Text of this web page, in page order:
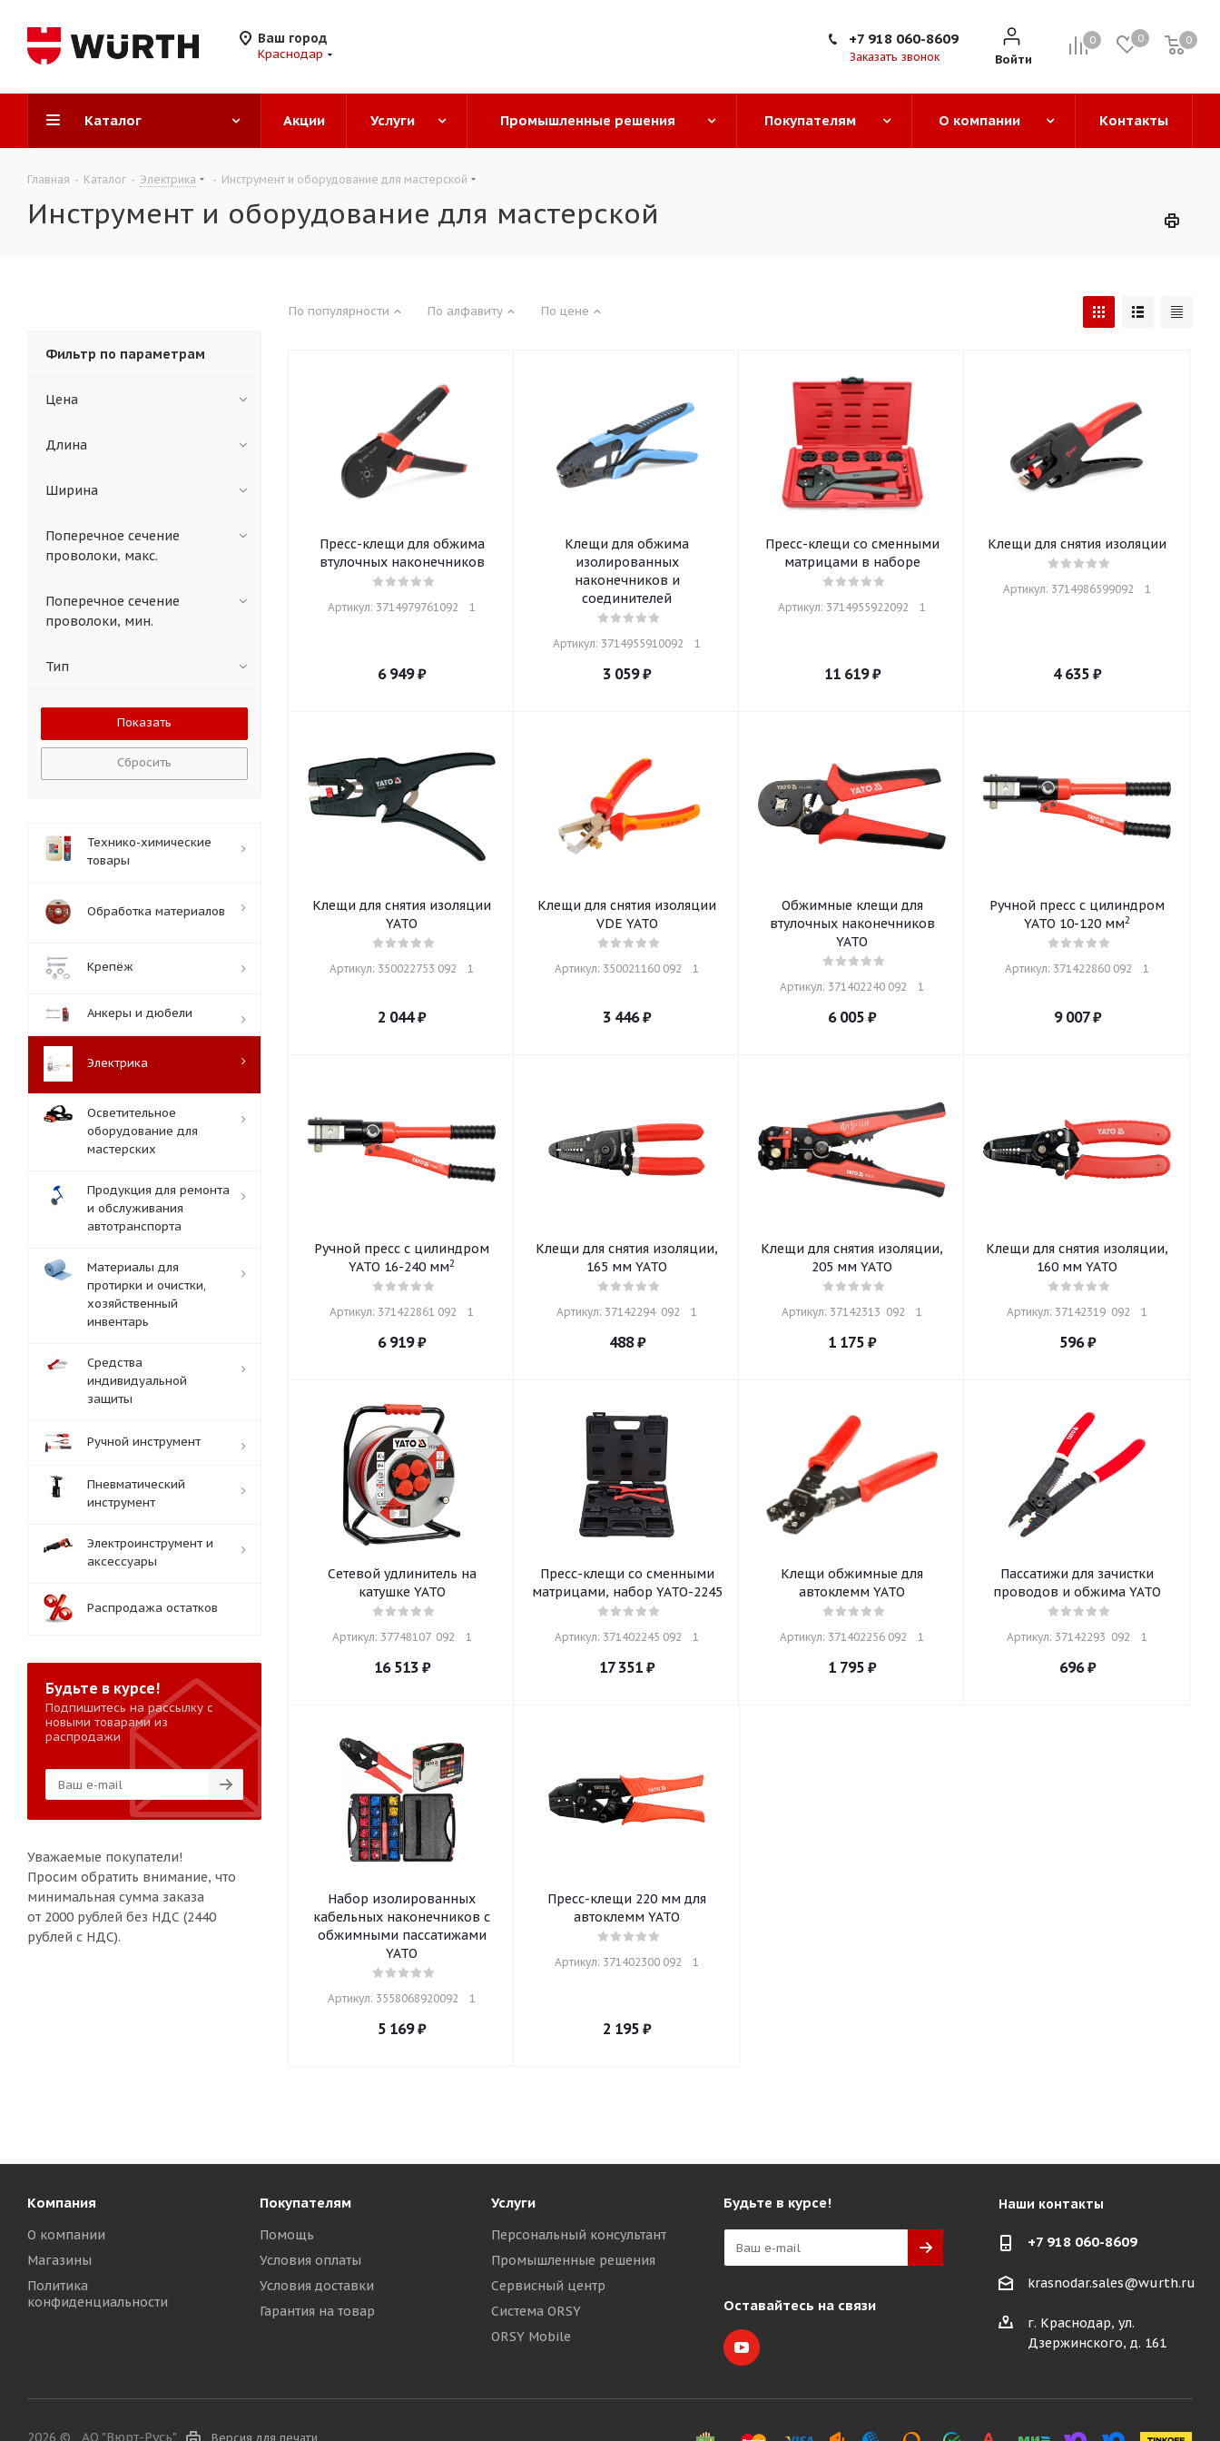
Ваш город
Краснодар
0 0 0
0
Войти
+7 918 060-8609
Заказать звонок
Каталог Акции Услуги Промышленные решения Покупателям О компании Контакты
Главная - Каталог - Электрика - Инструмент и оборудование для мастерской
Инструмент и оборудование для мастерской
По популярности По алфавиту По цене
Пресс-клещи для обжима
втулочных наконечников
Артикул: 3714979761092    1
6 949₽
Клещи для обжима
изолированных
наконечников и
соединителей
Артикул: 3714955910092    1
3 059₽
Пресс-клещи со сменными
матрицами в наборе
Артикул: 3714955922092    1
11 619₽
Клещи для снятия изоляции
Артикул: 3714986599092    1
4 635 ₽
Клещи для снятия изоляции
YATO
Артикул: 350022753 092    1
2 044₽
Клещи для снятия изоляции
VDE YATO
Артикул: 350021160 092    1
3 446₽
Обжимные клещи для
втулочных наконечников
YATO
Артикул: 371402240 092    1
6 005 ₽
Ручной пресс с цилиндром
YATO 10-120 мм2
Артикул: 371422860 092    1
9 007₽
Ручной пресс с цилиндром
YATO 16-240 мм2
Артикул: 371422861 092    1
6 919₽
Клещи для снятия изоляции,
165 мм YATO
Артикул: 37142294  092    1
488₽
Клещи для снятия изоляции,
205 мм YATO
Артикул: 37142313  092    1
1 175 ₽
Клещи для снятия изоляции,
160 мм YATO
Артикул: 37142319  092    1
596₽
Сетевой удлинитель на
катушке YATO
Артикул: 37748107  092    1
16 513₽
Пресс-клещи со сменными
матрицами, набор YATO-2245
Артикул: 371402245 092    1
17 351 ₽
Клещи обжимные для
автоклемм YATO
Артикул: 371402256 092    1
1 795 ₽
Пассатижи для зачистки
проводов и обжима YATO
Артикул: 37142293  092    1
696₽
Набор изолированных
кабельных наконечников с
обжимными пассатижами
YATO
Артикул: 3558068920092    1
5 169₽
Пресс-клещи 220 мм для
автоклемм YATO
Артикул: 371402300 092    1
2 195 ₽
Фильтр по параметрам
Цена
Длина
Ширина
Поперечное сечение
проволоки, макс.
Поперечное сечение
проволоки, мин.
Тип
Сбросить
Технико-химические
товары
Обработка материалов
Крепёж
Анкеры и дюбели
Электрика
Осветительное
оборудование для
мастерских
Продукция для ремонта
и обслуживания
автотранспорта
Материалы для
протирки и очистки,
хозяйственный
инвентарь
Средства
индивидуальной
защиты
Ручной инструмент
Пневматический
инструмент
Электроинструмент и
аксессуары
Распродажа остатков
Будьте в курсе!
Подпишитесь на рассылку с
новыми товарами из
распродажи
Уважаемые покупатели!
Просим обратить внимание, что
минимальная сумма заказа
от 2000 рублей без НДС (2440
рублей с НДС).
Компания
О компании
Магазины
Политика
конфиденциальности
Покупателям
Помощь
Условия оплаты
Условия доставки
Гарантия на товар
Услуги
Персональный консультант
Промышленные решения
Сервисный центр
Система ORSY
ORSY Mobile
Будьте в курсе!
Оставайтесь на связи
Наши контакты
+7 918 060-8609
krasnodar.sales@wurth.ru
г. Краснодар, ул.
Дзержинского, д. 161
2026 © АО "Вюрт-Русь" Версия для печати